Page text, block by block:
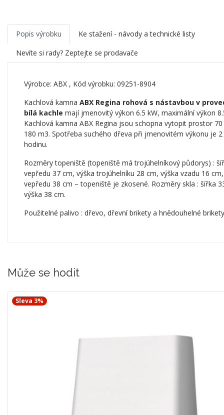
Barva
Popis výrobku
Ke stažení - návody a technické listy
Nevíte si rady? Zeptejte se prodavače
Výrobce: ABX , Kód výrobku: 09251-8904
Kachlová kamna ABX Regina rohová s nástavbou v
bílá kachle mají jmenovitý výkon 6.5 kW, maximální výkon
Kachlová kamna ABX Regina jsou schopna vytopit prostor 70
180 m3. Spotřeba suchého dřeva při jmenovitém výkonu je 2
hodinu.
Rozměry topeniště (topeniště má trojúhelníkový půdorys) :
vepředu 37 cm, výška trojúhelníku 28 cm, výška vzadu 16
vepředu 38 cm – topeniště je zkosené. Rozměry skla : šířka
výška 38 cm.
Použitelné palivo : dřevo, dřevní brikety a hnědouhelné
Může se hodit
Sleva 3%